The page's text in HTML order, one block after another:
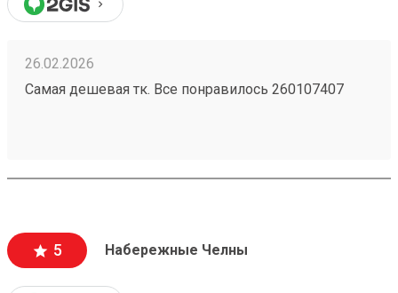
26.02.2026
Самая дешевая тк. Все понравилось 260107407
5 Набережные Челны